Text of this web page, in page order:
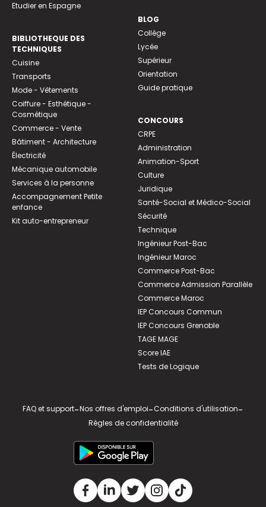
Etudier en Espagne
BIBLIOTHEQUE DES
TECHNIQUES
Cuisine
Transports
Mode - Vêtements
Coiffure - Esthétique -
Cosmétique
Commerce - Vente
Bâtiment - Architecture
Électricité
Mécanique automobile
Services à la personne
Accompagnement Petite
enfance
Kit auto-entrepreneur
BLOG
Collège
Lycée
Supérieur
Orientation
Guide pratique
CONCOURS
CRPE
Administration
Animation-Sport
Culture
Juridique
Santé-Social et Médico-Social
Sécurité
Technique
Ingénieur Post-Bac
Ingénieur Maroc
Commerce Post-Bac
Commerce Admission Parallèle
Commerce Maroc
IEP Concours Commun
IEP Concours Grenoble
TAGE MAGE
Score IAE
Tests de Logique
FAQ et support-Nos offres d'emploi-Conditions d'utilisation-
Règles de confidentialité